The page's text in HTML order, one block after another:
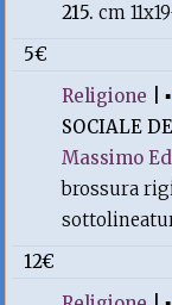
215.cm
5€
Religione |▪
SOCIALE
Massimo
brossura
12€